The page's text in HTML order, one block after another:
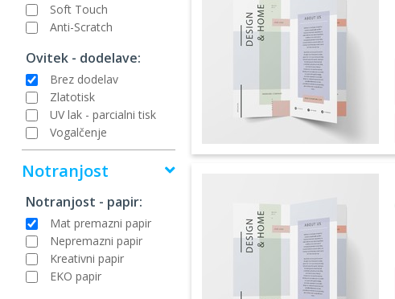
Soft Touch
Anti-Scratch
Ovitek - dodelave:
Brez dodelav
Zlatotisk
UV lak - parcialni tisk
Vogalčenje
Notranjost
Notranjost - papir:
Mat premazni papir
Nepremazni papir
Kreativni papir
EKO papir